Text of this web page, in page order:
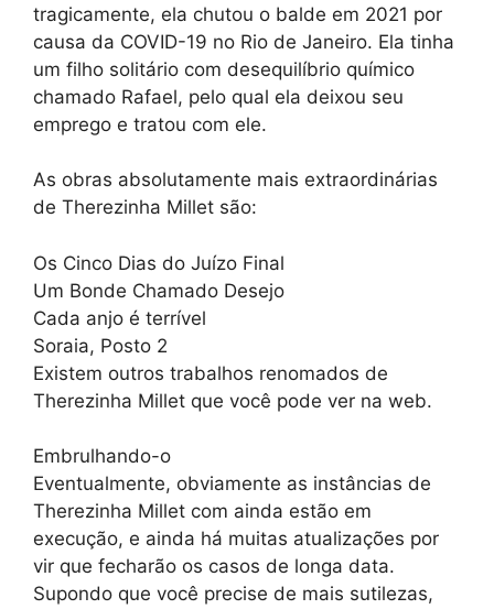
tragicamente, ela chutou o balde em 2021 por
causa da COVID-19 no Rio de Janeiro. Ela tinha
um filho solitário com desequilíbrio químico
chamado Rafael, pelo qual ela deixou seu
emprego e tratou com ele.
As obras absolutamente mais extraordinárias
de Therezinha Millet são:
Os Cinco Dias do Juízo Final
Um Bonde Chamado Desejo
Cada anjo é terrível
Soraia, Posto 2
Existem outros trabalhos renomados de
Therezinha Millet que você pode ver na web.
Embrulhando-o
Eventualmente, obviamente as instâncias de
Therezinha Millet com ainda estão em
execução, e ainda há muitas atualizações por
vir que fecharão os casos de longa data.
Supondo que você precise de mais sutilezas,